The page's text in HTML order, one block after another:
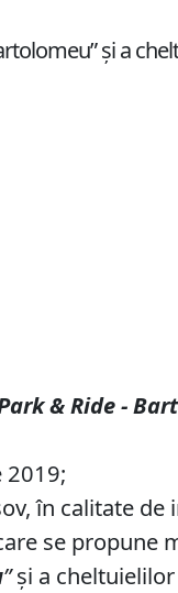
şi a
& Ride -
2019;
în calitate de
se propune
”şi a